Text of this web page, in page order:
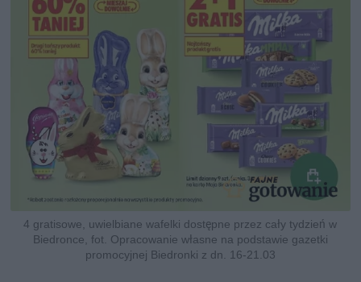
4 gratisowe, uwielbiane wafelki dostępne przez cały tydzień w
Biedronce, fot. Opracowanie własne na podstawie gazetki
promocyjnej Biedronki z dn. 16-21.03